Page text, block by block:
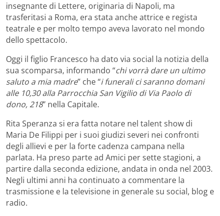
insegnante di Lettere, originaria di Napoli, ma
trasferitasi a Roma, era stata anche attrice e regista
teatrale e per molto tempo aveva lavorato nel mondo
dello spettacolo.
Oggi il figlio Francesco ha dato via social la notizia della
sua scomparsa, informando “chi vorrà dare un ultimo
saluto a mia madre” che “i funerali ci saranno domani
alle 10,30 alla Parrocchia San Vigilio di Via Paolo di
dono, 218” nella Capitale.
Rita Speranza si era fatta notare nel talent show di
Maria De Filippi per i suoi giudizi severi nei confronti
degli allievi e per la forte cadenza campana nella
parlata. Ha preso parte ad Amici per sette stagioni, a
partire dalla seconda edizione, andata in onda nel 2003.
Negli ultimi anni ha continuato a commentare la
trasmissione e la televisione in generale su social, blog e
radio.